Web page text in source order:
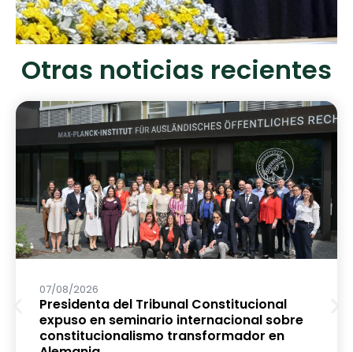
Otras noticias recientes
07/08/2026
Presidenta del Tribunal Constitucional
expuso en seminario internacional sobre
constitucionalismo transformador en